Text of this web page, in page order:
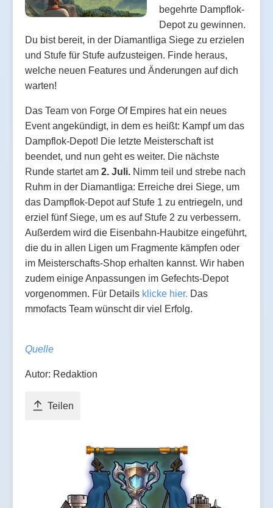
begehrte Dampflok-
Depot zu gewinnen.
Du bist bereit, in der Diamantliga Siege zu erzielen
und Stufe für Stufe aufzusteigen. Finde heraus,
welche neuen Features und Änderungen auf dich
warten!
Das Team von Forge Of Empires hat ein neues
Event angekündigt, in dem es heißt: Kampf um das
Dampflok-Depot! Die letzte Meisterschaft ist
beendet, und nun geht es weiter. Die nächste
Runde startet am 2. Juli. Nimm teil und strebe nach
Ruhm in der Diamantliga: Erreiche drei Siege, um
das Dampflok-Depot auf Stufe 1 zu entriegeln, und
erziel fünf Siege, um es auf Stufe 2 zu verbessern.
Außerdem wird die Eisenbahn-Haubitze eingeführt,
die du in allen Ligen um Fragmente kämpfen oder
im Meisterschafts-Shop erhalten kannst. Wir haben
zudem einige Anpassungen im Gefechts-Depot
vorgenommen. Für Details klicke hier. Das
mmofacts Team wünscht dir viel Erfolg.
Quelle
Autor: Redaktion
Teilen